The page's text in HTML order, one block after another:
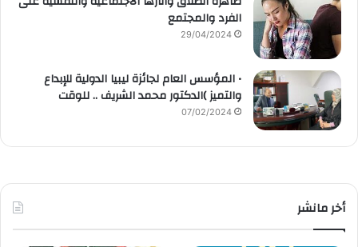
الفرد والمجتمع
29/04/2024
• المؤسس العام لجائزة ليبيا الدولية للإبداع
والتميز )الدكتور محمد الشريف .. للوقت
07/02/2024
أخر مانشر